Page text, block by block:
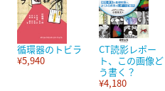
循環器のトビラ
¥5,940
CT読影レポー
ト、この画像ど
う書く？
¥4,180